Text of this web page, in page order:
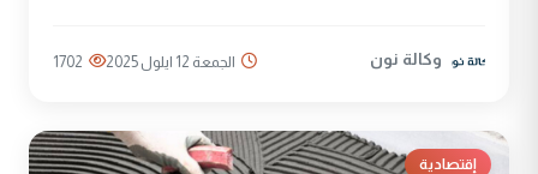
وكالة نون الجمعة 12 ايلول 2025 1702
إقتصادية